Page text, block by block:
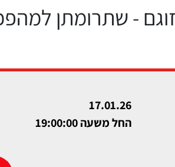
זוגם - שתרומתן
17.01.26
החל משעה 19:00:00